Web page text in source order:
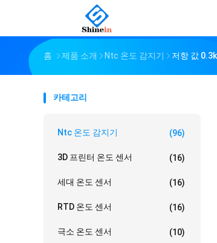
홈 제품 소개 Ntc 온도 감지기 저항 값
카테고리
Ntc 온도 감지기 (96)
3D 프린터 온도 센서 (16)
세대 온도 센서 (16)
RTD 온도 센서 (16)
극소 온도 센서 (10)